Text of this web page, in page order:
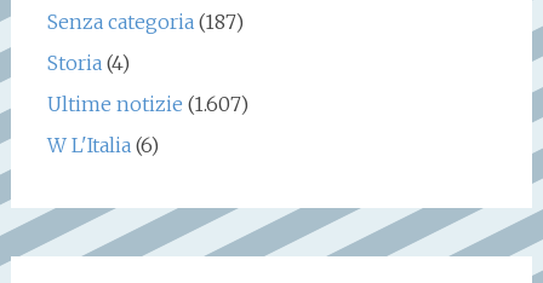
Senza categoria(187)
Storia(4)
Ultime notizie (1.607)
W L'Italia(6)